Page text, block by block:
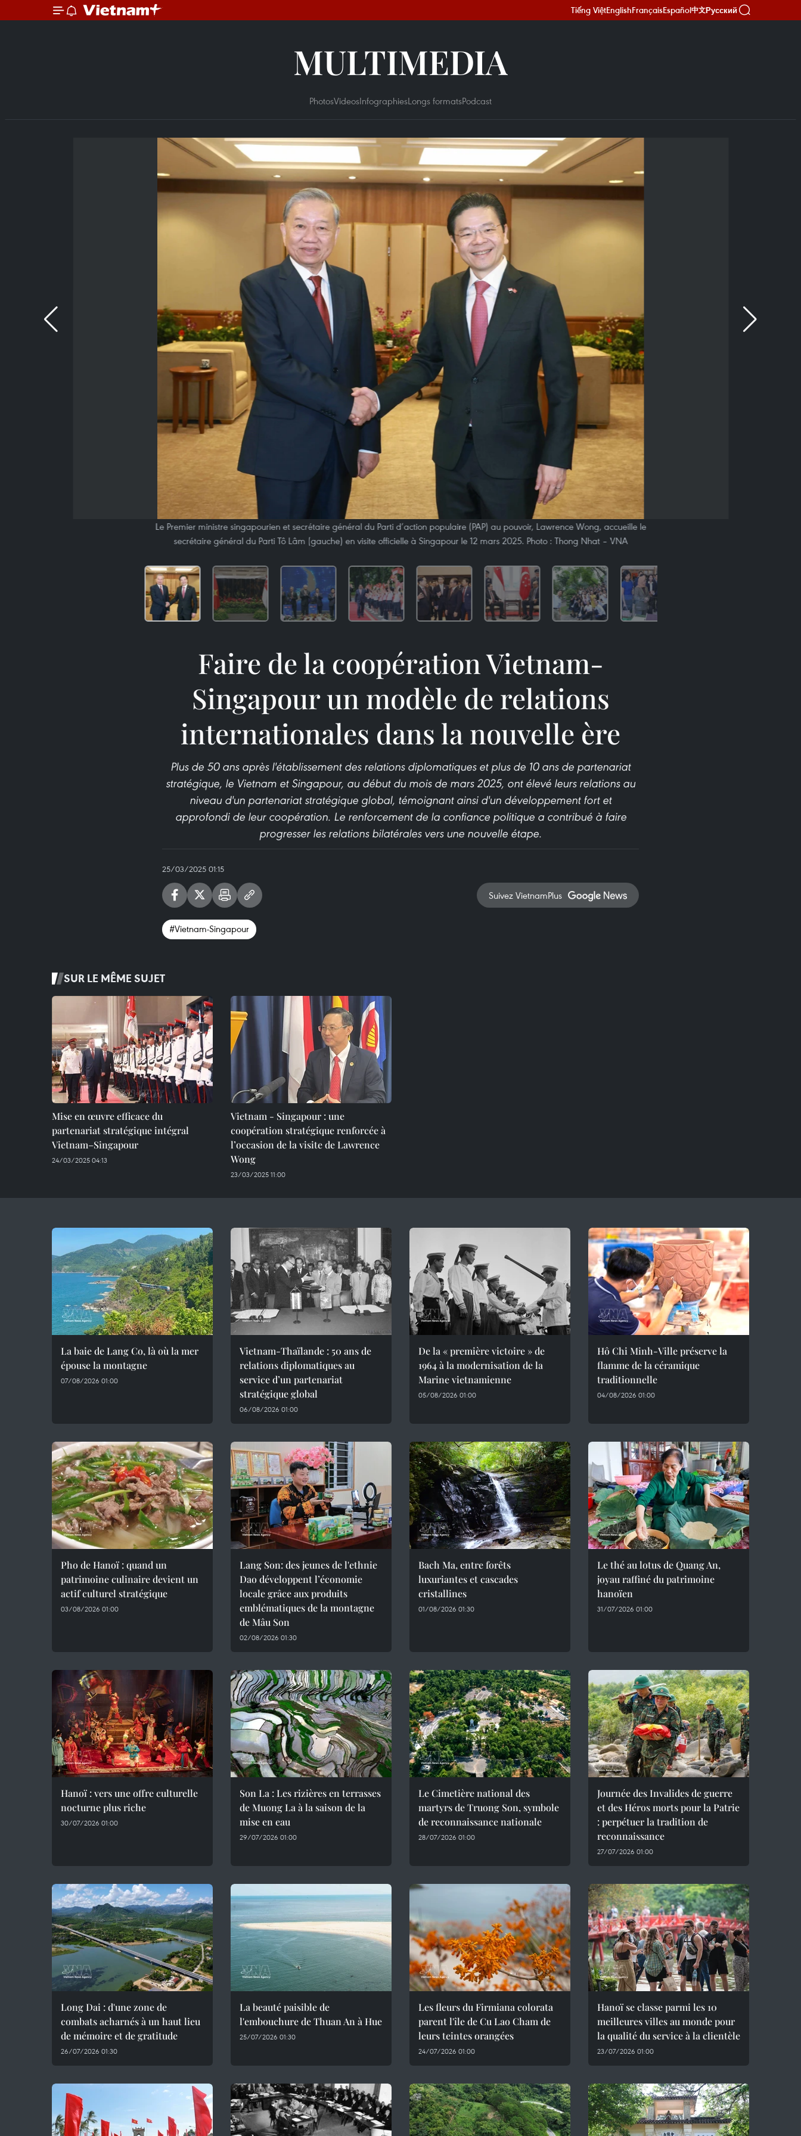
Tiếng ViệtEnglishFrançaisEspañol中文Русский
MULTIMEDIA
PhotosVideosInfographiesLongs formatsPodcast
Le Premier ministre singapourien et secrétaire général du Parti d’action populaire (PAP) au pouvoir, Lawrence Wong, accueille le
secrétaire général du Parti Tô Lâm (gauche) en visite officielle à Singapour le 12 mars 2025. Photo : Thong Nhat – VNA
Faire de la coopération Vietnam-
Singapour un modèle de relations
internationales dans la nouvelle ère
Plus de 50 ans après l'établissement des relations diplomatiques et plus de 10 ans de partenariat
stratégique, le Vietnam et Singapour, au début du mois de mars 2025, ont élevé leurs relations au
niveau d'un partenariat stratégique global, témoignant ainsi d'un développement fort et
approfondi de leur coopération. Le renforcement de la confiance politique a contribué à faire
progresser les relations bilatérales vers une nouvelle étape.
25/03/2025 01:15
Suivez VietnamPlus
#Vietnam-Singapour
SUR LE MÊME SUJET
Mise en œuvre efficace du
partenariat stratégique intégral
Vietnam–Singapour
24/03/2025 04:13
Vietnam - Singapour : une
coopération stratégique renforcée à
l’occasion de la visite de Lawrence
Wong
23/03/2025 11:00
La baie de Lang Co, là où la mer
épouse la montagne
07/08/2026 01:00
Vietnam-Thaïlande : 50 ans de
relations diplomatiques au
service d’un partenariat
stratégique global
06/08/2026 01:00
De la « première victoire » de
1964 à la modernisation de la
Marine vietnamienne
05/08/2026 01:00
Hô Chi Minh-Ville préserve la
flamme de la céramique
traditionnelle
04/08/2026 01:00
Pho de Hanoï : quand un
patrimoine culinaire devient un
actif culturel stratégique
03/08/2026 01:00
Lang Son: des jeunes de l'ethnie
Dao développent l’économie
locale grâce aux produits
emblématiques de la montagne
de Mâu Son
02/08/2026 01:30
Bach Ma, entre forêts
luxuriantes et cascades
cristallines
01/08/2026 01:30
Le thé au lotus de Quang An,
joyau raffiné du patrimoine
hanoïen
31/07/2026 01:00
Hanoï : vers une offre culturelle
nocturne plus riche
30/07/2026 01:00
Son La : Les rizières en terrasses
de Muong La à la saison de la
mise en eau
29/07/2026 01:00
Le Cimetière national des
martyrs de Truong Son, symbole
de reconnaissance nationale
28/07/2026 01:00
Journée des Invalides de guerre
et des Héros morts pour la Patrie
: perpétuer la tradition de
reconnaissance
27/07/2026 01:00
Long Dai : d'une zone de
combats acharnés à un haut lieu
de mémoire et de gratitude
26/07/2026 01:30
La beauté paisible de
l'embouchure de Thuan An à Hue
25/07/2026 01:30
Les fleurs du Firmiana colorata
parent l'île de Cu Lao Cham de
leurs teintes orangées
24/07/2026 01:00
Hanoï se classe parmi les 10
meilleures villes au monde pour
la qualité du service à la clientèle
23/07/2026 01:00